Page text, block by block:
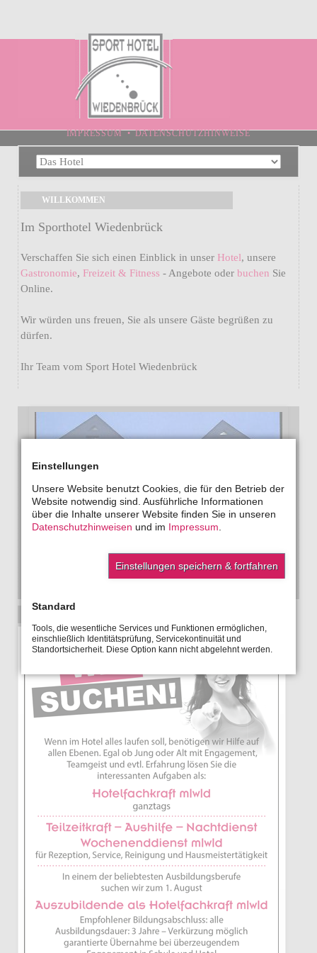
NAVIGATION
ÜBERSPRINGEN
IMPRESSUM DATENSCHUTZHINWEISE
Navigation
überspringen
WILLKOMMEN
Im Sporthotel Wiedenbrück
Verschaffen Sie sich einen Einblick in unser Hotel, unsere
Gastronomie, Freizeit & Fitness - Angebote oder buchen Sie
Online.
Wir würden uns freuen, Sie als unsere Gäste begrüßen zu
dürfen.
Ihr Team vom Sport Hotel Wiedenbrück
Einstellungen
Unsere Website benutzt Cookies, die für den Betrieb der
Website notwendig sind. Ausführliche Informationen
über die Inhalte unserer Website finden Sie in unseren
Datenschutzhinweisen und im Impressum
Einstellungen speichern & fortfahren
Standard
Tools, die wesentliche Services und Funktionen ermöglichen,
einschließlich Identitätsprüfung, Servicekontinuität und
Standortsicherheit. Diese Option kann nicht abgelehnt werden.